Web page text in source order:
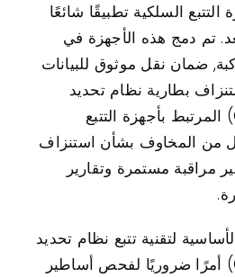
التتبع السلكية تطبيقًا شائعًا
تم دمج هذه الأجهزة في
ضمان نقل موثوق للبيانات
بطارية نظام تحديد
المواقع العالمي (GPS) المرتبط بأجهزة التتبع
من المخاوف بشأن استنزاف
مراقبة مستمرة وتقارير
لتقنية تتبع نظام تحديد
المواقع العالمي (GPS) أمرًا ضروريًا لفحص أساطير